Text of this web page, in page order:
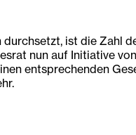
ist die Zahl
nun auf Initiative
entsprechenden